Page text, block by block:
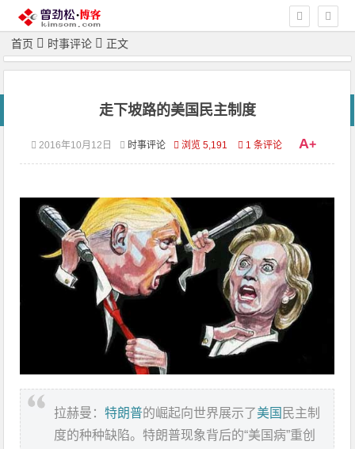
首页 时事评论 正文
走下坡路的美国民主制度
2016年10月12日 时事评论 浏览 5,191 1 条评论 A+
拉赫曼：特朗普的崛起向世界展示了美国 民主制
度的种种缺陷。特朗普现象背后的“美国病”重创